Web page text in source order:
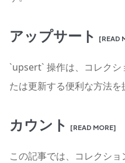
アップサート [READ
`upsert` 操作は、コレクシ
たは更新する便利な方法を
カウント [READ MORE]
この記事では、コレクシ